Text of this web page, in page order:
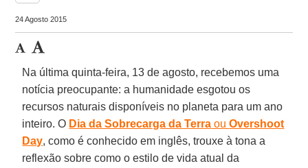
24 Agosto 2015
Na última quinta-feira, 13 de agosto, recebemos uma
notícia preocupante: a humanidade esgotou os
recursos naturais disponíveis no planeta para um ano
inteiro. O Dia da Sobrecarga da Terra ouOvershoot
Day, como é conhecido em inglês, trouxe à tona a
reflexão sobre como o estilo de vida atual da